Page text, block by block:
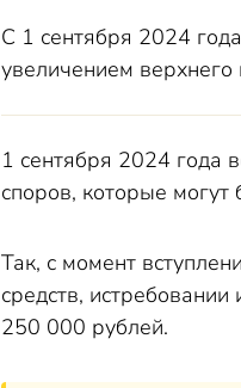
С 1 сентября 2024
увеличением
1 сентября 2024 года
споров, которые
Так, с момент
средств,
250 000 рублей.